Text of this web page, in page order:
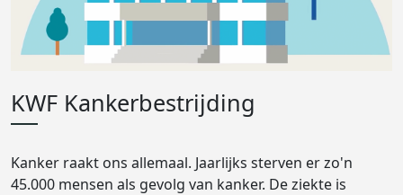
KWF Kankerbestrijding
Kanker raakt ons allemaal. Jaarlijks sterven er zo'n
45.000 mensen als gevolg van kanker. De ziekte is